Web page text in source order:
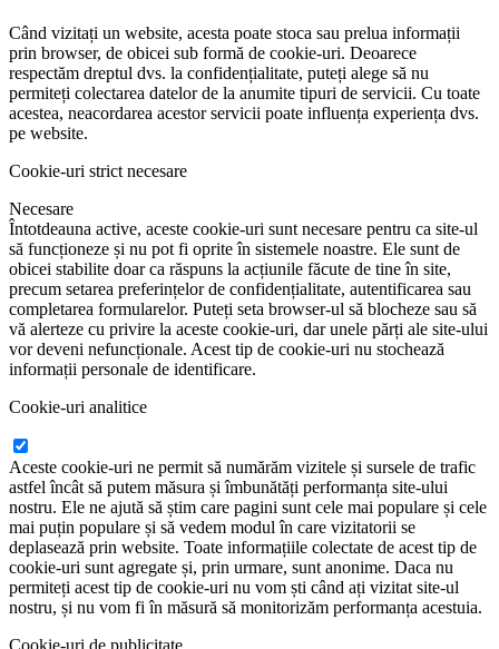
Când vizitați un website, acesta poate stoca sau prelua informații
prin browser, de obicei sub formă de cookie-uri. Deoarece
respectăm dreptul dvs. la confidențialitate, puteți alege să nu
permiteți colectarea datelor de la anumite tipuri de servicii. Cu toate
acestea, neacordarea acestor servicii poate influența experiența dvs.
pe website.
Cookie-uri strict necesare
Necesare
Întotdeauna active, aceste cookie-uri sunt necesare pentru ca site-ul
să funcționeze și nu pot fi oprite în sistemele noastre. Ele sunt de
obicei stabilite doar ca răspuns la acțiunile făcute de tine în site,
precum setarea preferințelor de confidențialitate, autentificarea sau
completarea formularelor. Puteți seta browser-ul să blocheze sau să
vă alerteze cu privire la aceste cookie-uri, dar unele părți ale site-ului
vor deveni nefuncționale. Acest tip de cookie-uri nu stochează
informații personale de identificare.
Cookie-uri analitice
Aceste cookie-uri ne permit să numărăm vizitele și sursele de trafic
astfel încât să putem măsura și îmbunătăți performanța site-ului
nostru. Ele ne ajută să știm care pagini sunt cele mai populare și cele
mai puțin populare și să vedem modul în care vizitatorii se
deplasează prin website. Toate informațiile colectate de acest tip de
cookie-uri sunt agregate și, prin urmare, sunt anonime. Daca nu
permiteți acest tip de cookie-uri nu vom ști când ați vizitat site-ul
nostru, și nu vom fi în măsură să monitorizăm performanța acestuia.
Cookie-uri de publicitate